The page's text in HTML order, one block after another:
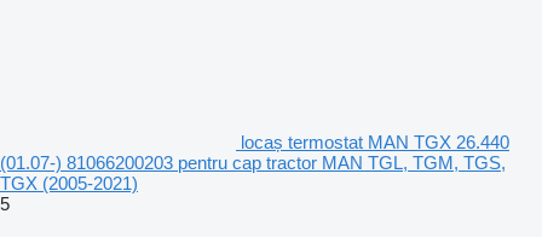
locaș termostat MAN TGX 26.440
(01.07-) 81066200203 pentru cap tractor MAN TGL, TGM, TGS,
TGX (2005-2021)
5